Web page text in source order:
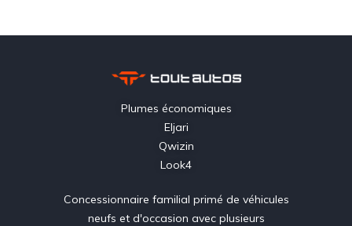
Plumes économiques
Eljari
Qwizin
Look4
Concessionnaire familial primé de véhicules
neufs et d'occasion avec plusieurs